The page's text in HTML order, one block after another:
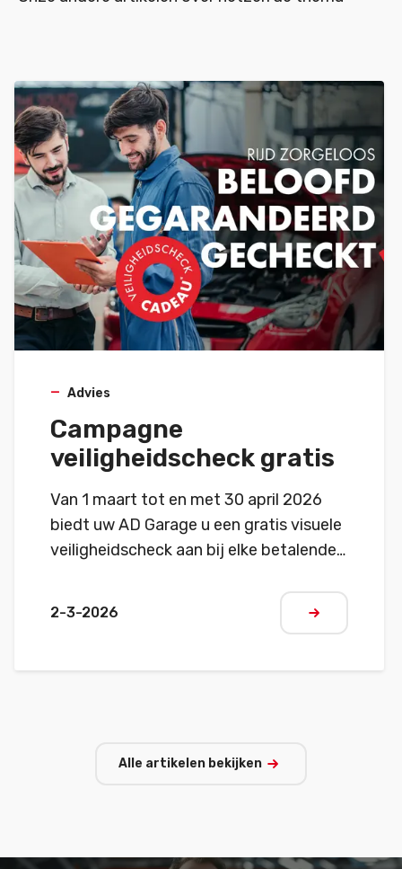
Advies
Campagne
veiligheidscheck gratis
Van 1 maart tot en met 30 april 2026
biedt uw AD Garage u een gratis visuele
veiligheidscheck aan bij elke betalende
belangrijkste veiligheidspunten van uw
vloeistoffen, remmen, ruitenwissers…
2-3-2026
Meer lezen
Alle artikelen bekijken